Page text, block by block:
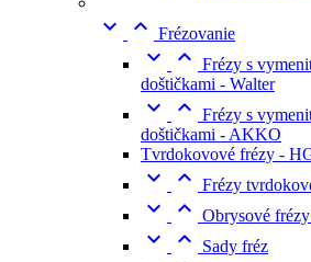
  Frézovanie
  Frézy s
doštičkami - Walter
  Frézy s
doštičkami - AKKO
Tvrdokovové frézy -
  Frézy
  Obrysové
  Sady fréz